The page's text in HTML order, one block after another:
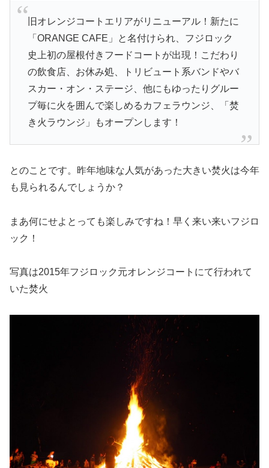
旧オレンジコートエリアがリニューアル！新たに
「ORANGE CAFE」と名付けられ、フジロック
史上初の屋根付きフードコートが出現！こだわり
の飲食店、お休み処、トリビュート系バンドやバ
スカー・オン・ステージ、他にもゆったりグルー
プ毎に火を囲んで楽しめるカフェラウンジ、「焚
き火ラウンジ」もオープンします！
とのことです。昨年地味な人気があった大きい焚火は今年
も見られるんでしょうか？
まあ何にせよとっても楽しみですね！早く来い来いフジロ
ック！
写真は2015年フジロック元オレンジコートにて行われて
いた焚火